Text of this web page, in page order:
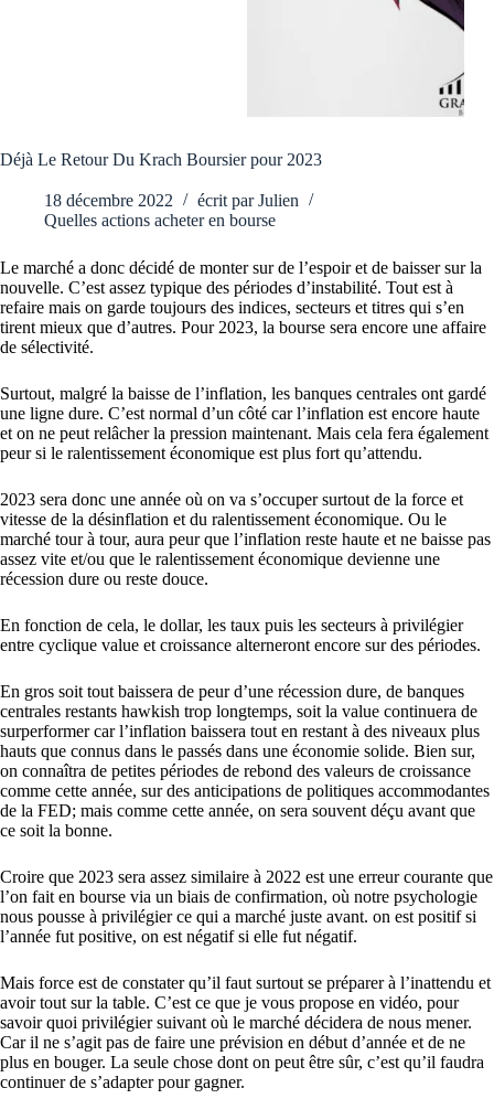
Déjà Le Retour Du Krach Boursier pour 2023
18 décembre 2022 écrit par Julien
Quelles actions acheter en bourse
Le marché a donc décidé de monter sur de l’espoir et de baisser sur la
nouvelle. C’est assez typique des périodes d’instabilité. Tout est à
refaire mais on garde toujours des indices, secteurs et titres qui s’en
tirent mieux que d’autres. Pour 2023, la bourse sera encore une affaire
de sélectivité.
Surtout, malgré la baisse de l’inflation, les banques centrales ont gardé
une ligne dure. C’est normal d’un côté car l’inflation est encore haute
et on ne peut relâcher la pression maintenant. Mais cela fera également
peur si le ralentissement économique est plus fort qu’attendu.
2023 sera donc une année où on va s’occuper surtout de la force et
vitesse de la désinflation et du ralentissement économique. Ou le
marché tour à tour, aura peur que l’inflation reste haute et ne baisse pas
assez vite et/ou que le ralentissement économique devienne une
récession dure ou reste douce.
En fonction de cela, le dollar, les taux puis les secteurs à privilégier
entre cyclique value et croissance alterneront encore sur des périodes.
En gros soit tout baissera de peur d’une récession dure, de banques
centrales restants hawkish trop longtemps, soit la value continuera de
surperformer car l’inflation baissera tout en restant à des niveaux plus
hauts que connus dans le passés dans une économie solide. Bien sur,
on connaîtra de petites périodes de rebond des valeurs de croissance
comme cette année, sur des anticipations de politiques accommodantes
de la FED; mais comme cette année, on sera souvent déçu avant que
ce soit la bonne.
Croire que 2023 sera assez similaire à 2022 est une erreur courante que
l’on fait en bourse via un biais de confirmation, où notre psychologie
nous pousse à privilégier ce qui a marché juste avant. on est positif si
l’année fut positive, on est négatif si elle fut négatif.
Mais force est de constater qu’il faut surtout se préparer à l’inattendu et
avoir tout sur la table. C’est ce que je vous propose en vidéo, pour
savoir quoi privilégier suivant où le marché décidera de nous mener.
Car il ne s’agit pas de faire une prévision en début d’année et de ne
plus en bouger. La seule chose dont on peut être sûr, c’est qu’il faudra
continuer de s’adapter pour gagner.